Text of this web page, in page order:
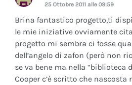
25 Ottobre 2011 alle 09:59
Brina fantastico progetto,ti
le mie iniziative ovviamente
progetto mi sembra ci fosse
dell’angelo di zafon (però non
se va bene ma nella “biblioteca
Cooper c’è scritto che nascosta